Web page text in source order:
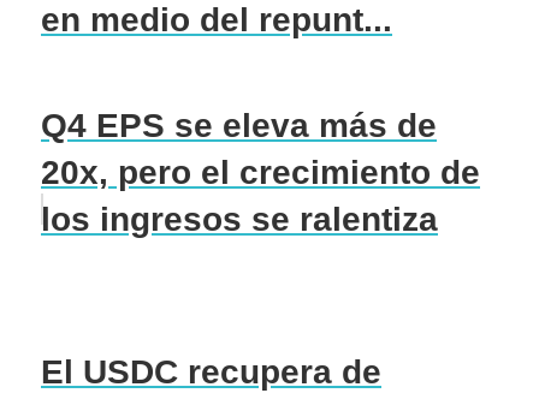
en medio del repunt...
Q4 EPS se eleva más de
20x, pero el crecimiento de
los ingresos se ralentiza
El USDC recupera de